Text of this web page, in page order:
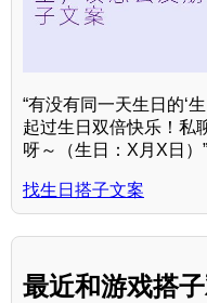
“有没有同一天生日的‘
起过生日双倍快乐！私
呀～（生日：X月X日）”
找生日搭子文案
最近和游戏搭